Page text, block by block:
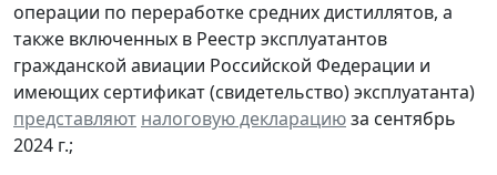
операции по переработке средних дистиллятов, а
также включенных в Реестр эксплуатантов
гражданской авиации Российской Федерации и
имеющих сертификат (свидетельство) эксплуатанта)
представляют налоговую декларациюза сентябрь
2024 г.;